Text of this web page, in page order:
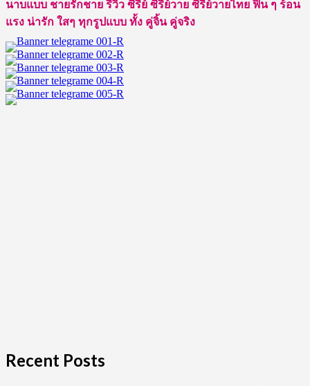
เน็ต
ไอ
ดอล
นัก
ร้อง
นัก
นาบแบบ ชายรักชาย รีวิว ซีรีย์ ซีรีย์วาย ซีรี่ย์วายไทย ฟิน ๆ ร้อน
แรง น่ารัก ใสๆ ทุกรูปแบบ ทั้ง คู่จิ้น คู่จริง
Recent Posts